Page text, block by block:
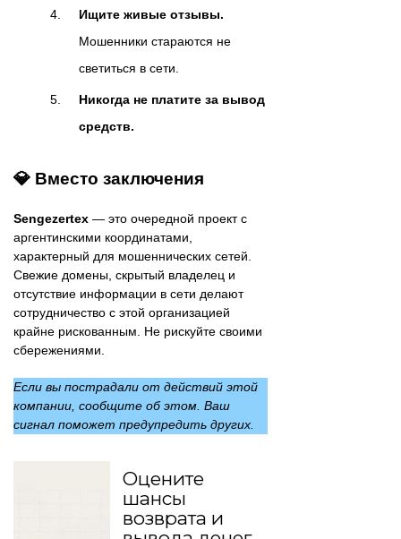
Ищите живые отзывы.
Мошенники стараются не
светиться в сети.
Никогда не платите за вывод
средств.
💎 Вместо заключения
Sengezertex — это очередной проект с
аргентинскими координатами,
характерный для мошеннических сетей.
Свежие домены, скрытый владелец и
отсутствие информации в сети делают
сотрудничество с этой организацией
крайне рискованным. Не рискуйте своими
сбережениями.
Если вы пострадали от действий этой
компании, сообщите об этом. Ваш
сигнал поможет предупредить других.
Оцените
шансы
возврата и